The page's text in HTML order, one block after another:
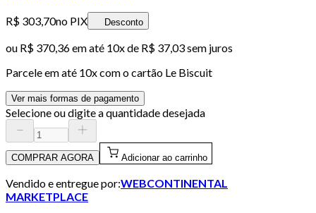
R$ 303,70no PIX Desconto
ou R$ 370,36em até 10x de R$ 37,03 sem juros
Parcele em até 10x com o cartão Le Biscuit
Ver mais formas de pagamento
Selecione ou digite a quantidade desejada
COMPRAR AGORA Adicionar ao carrinho
Vendido e entregue por:WEBCONTINENTAL
MARKETPLACE